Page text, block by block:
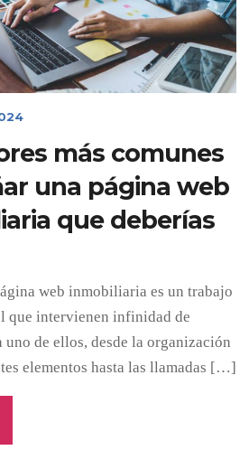
más comunes
una página web
que deberías
web inmobiliaria es un trabajo
que intervienen infinidad de
uno de ellos, desde la organización
elementos hasta las llamadas […]